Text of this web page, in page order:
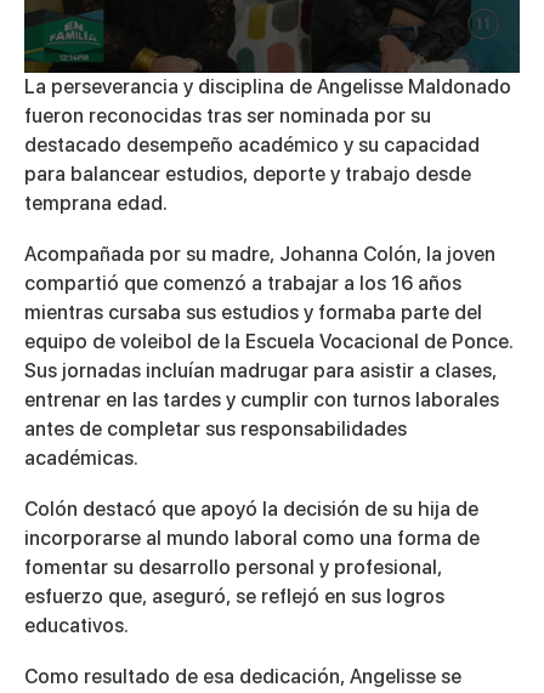
0
seconds
of
5
13
seconds
La perseverancia y disciplina de Angelisse Maldonado
fueron reconocidas tras ser nominada por su
destacado desempeño académico y su capacidad
para balancear estudios, deporte y trabajo desde
temprana edad.
Acompañada por su madre, Johanna Colón, la joven
compartió que comenzó a trabajar a los 16 años
mientras cursaba sus estudios y formaba parte del
equipo de voleibol de la Escuela Vocacional de Ponce.
Sus jornadas incluían madrugar para asistir a clases,
entrenar en las tardes y cumplir con turnos laborales
antes de completar sus responsabilidades
académicas.
Colón destacó que apoyó la decisión de su hija de
incorporarse al mundo laboral como una forma de
fomentar su desarrollo personal y profesional,
esfuerzo que, aseguró, se reflejó en sus logros
educativos.
Como resultado de esa dedicación, Angelisse se